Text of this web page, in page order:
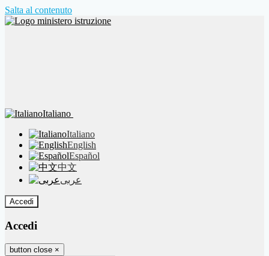
Salta al contenuto
Italiano
Italiano
English
Español
中文
عربى
Accedi
Accedi
button close ×